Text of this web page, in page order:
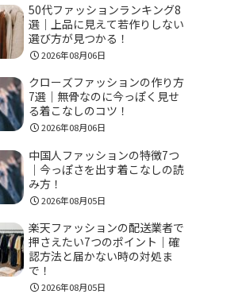
50代ファッションランキング8
選｜上品に見えて若作りしない
選び方が見つかる！
2026年08月06日
クローズファッションの作り方
7選｜無骨なのに今っぽく見せ
る着こなしのコツ！
2026年08月06日
中国人ファッションの特徴7つ
｜今っぽさを出す着こなしの読
み方！
2026年08月05日
楽天ファッションの配送業者で
押さえたい7つのポイント｜確
認方法と届かない時の対処ま
で！
2026年08月05日